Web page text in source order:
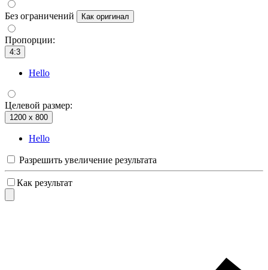
Без ограничений Как оригинал
Пропорции:
4:3
Hello
Целевой размер:
1200 x 800
Hello
Разрешить увеличение результата
Как результат